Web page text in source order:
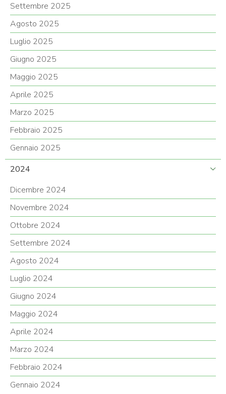
Settembre 2025
Agosto 2025
Luglio 2025
Giugno 2025
Maggio 2025
Aprile 2025
Marzo 2025
Febbraio 2025
Gennaio 2025
2024
Dicembre 2024
Novembre 2024
Ottobre 2024
Settembre 2024
Agosto 2024
Luglio 2024
Giugno 2024
Maggio 2024
Aprile 2024
Marzo 2024
Febbraio 2024
Gennaio 2024